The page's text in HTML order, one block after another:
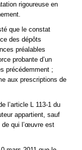
rigoureuse en
que le constat
des dépôts
préalables
probante d’un
précédemment ;
aux prescriptions de
l’article L 113-1 du
appartient, sauf
qui l’œuvre est